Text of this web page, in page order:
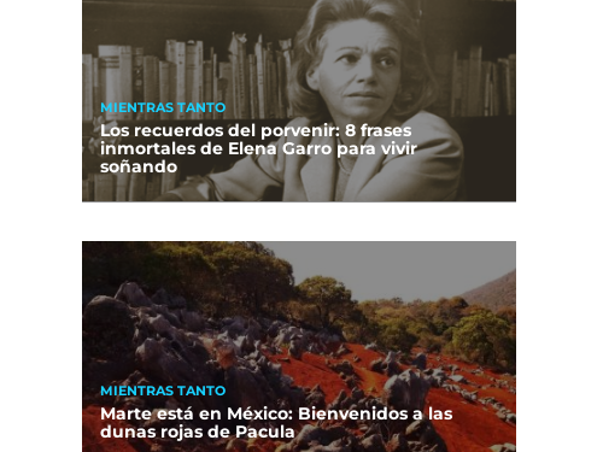
MIENTRAS TANTO
Los recuerdos del porvenir: 8 frases
inmortales de Elena Garro para vivir
soñando
MIENTRAS TANTO
Marte está en México: Bienvenidos a las
dunas rojas de Pacula